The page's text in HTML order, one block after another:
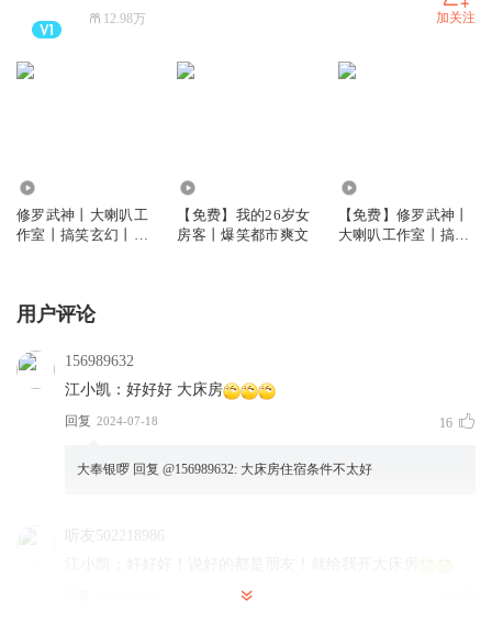
12.98万 加关注
修罗武神丨大喇叭工
作室丨搞笑玄幻丨爽
【免费】我的26岁女
房客丨爆笑都市爽文
【免费】修罗武神丨
大喇叭工作室丨搞笑
用户评论
156989632
江小凯：好好好 大床房
回复 2024-07-18 16
大奉银啰 回复 @156989632: 大床房住宿条件不太好
听友502218986